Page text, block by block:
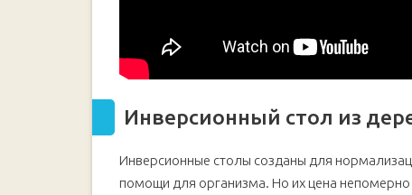
Инверсионный стол из
Инверсионные столы созданы для
помощи для организма. Но их цена непомерно